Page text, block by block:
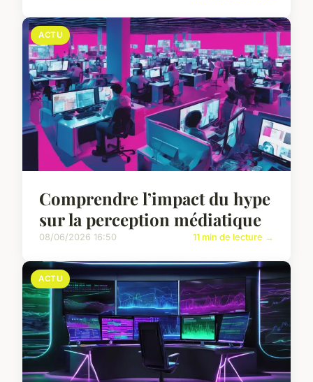
ACTU
Comprendre l’impact du hype
sur la perception médiatique
08/06/2026 16:50 11 min de lecture →
ACTU